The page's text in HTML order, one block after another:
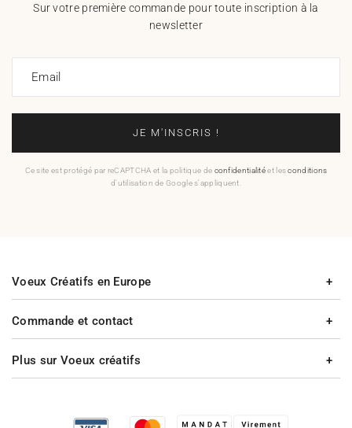
Sur votre première commande pour toute inscription à la
newsletter
Email
JE M'INSCRIS !
Ce site est protégé par reCAPTCHA et la politique de confidentialitéet lesconditions
d'utilisation de Google s'appliquent.
Commande et contact
Plus sur Voeux créatifs
Voeux Créatifs en Europe